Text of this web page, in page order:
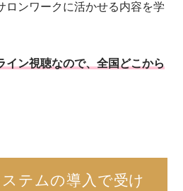
ロンワークに活かせる内容を学
イン視聴なので、全国どこから
ステムの導入で受け